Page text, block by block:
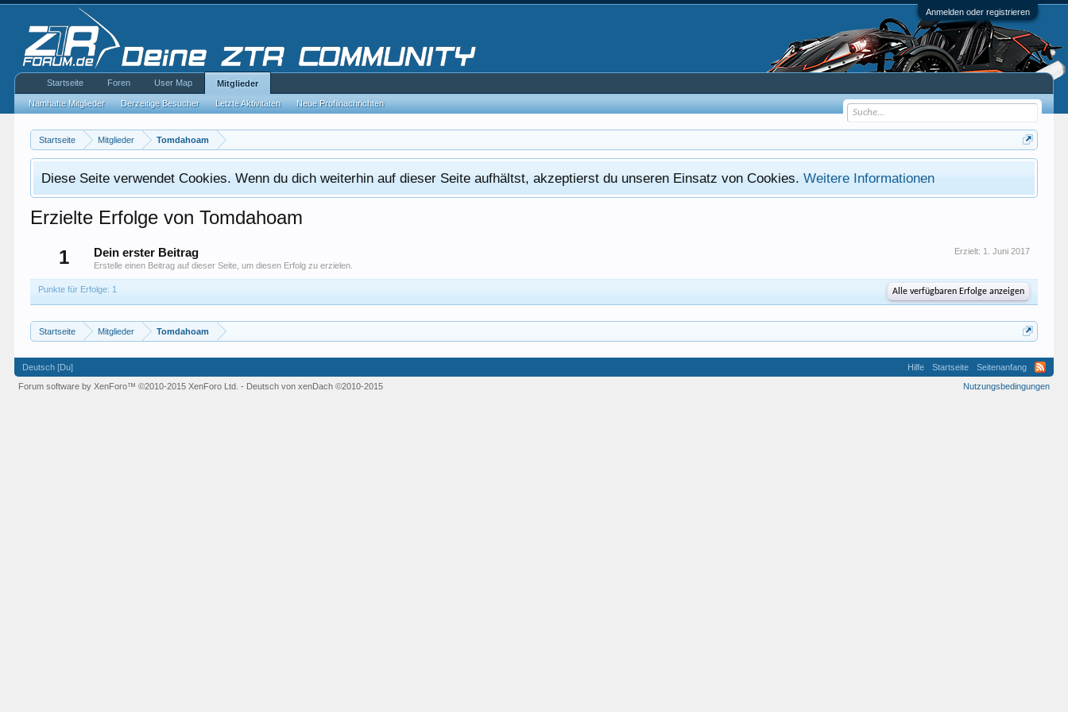
Anmelden oder registrieren
Startseite Mitglieder Tomdahoam
Diese Seite verwendet Cookies. Wenn du dich weiterhin auf dieser Seite aufhältst, akzeptierst du unseren Einsatz von Cookies.Weitere Informationen
Erzielte Erfolge von Tomdahoam
1
Erzielt: 1. Juni 2017
Dein erster Beitrag
Erstelle einen Beitrag auf dieser Seite, um diesen Erfolg zu erzielen.
Punkte für Erfolge: 1 Alle verfügbaren Erfolge anzeigen
Startseite Mitglieder Tomdahoam
Startseite Foren User Map Mitglieder
Namhafte Mitglieder Derzeitige Besucher Letzte Aktivitäten Neue Profilnachrichten
Deutsch [Du] Hilfe Startseite
Seitenanfang
Nutzungsbedingungen
Forum software by XenForo™©2010-2015 XenForo Ltd. - Deutsch von xenDach©2010-2015